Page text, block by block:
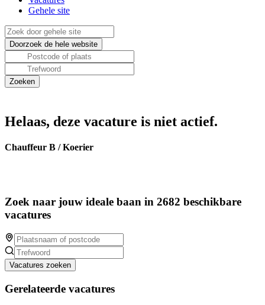
Gehele site
Helaas, deze vacature is niet actief.
Chauffeur B / Koerier
Zoek naar jouw ideale baan in 2682 beschikbare
vacatures
Vacatures zoeken
Gerelateerde vacatures